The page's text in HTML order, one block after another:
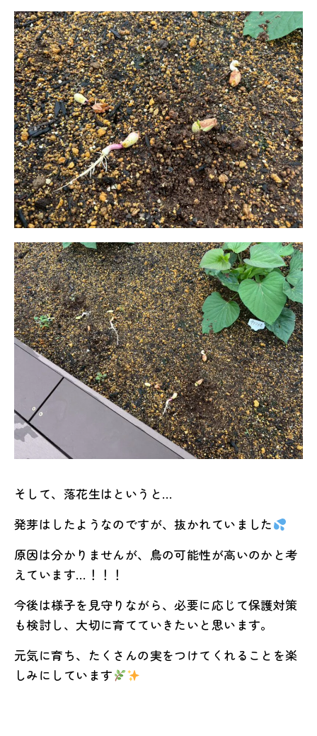
そして、落花生はというと…
発芽はしたようなのですが、抜かれていました
原因は分かりませんが、鳥の可能性が高いのかと考
えています…！！！
今後は様子を見守りながら、必要に応じて保護対策
も検討し、大切に育てていきたいと思います。
元気に育ち、たくさんの実をつけてくれることを楽
しみにしています